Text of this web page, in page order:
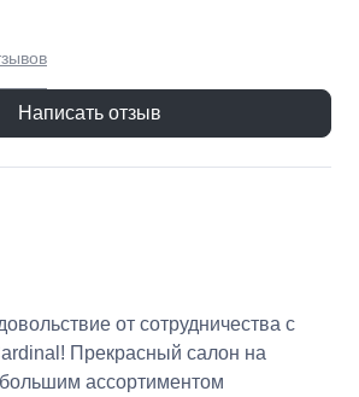
Написать отзыв
от сотрудничества с
Прекрасный салон на
ассортиментом